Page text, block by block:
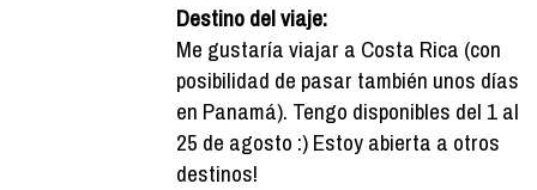
Destino del viaje:
Me gustaría viajar a Costa Rica (con
posibilidad de pasar también unos días
en Panamá). Tengo disponibles del 1 al
25 de agosto :) Estoy abierta a otros
destinos!